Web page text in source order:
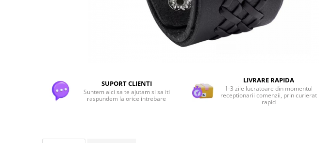
SUPORT CLIENTI
Suntem aici sa te ajutam si sa iti
raspundem la orice intrebare
LIVRARE RAPIDA
1-3 zile lucratoare din momentul
receptionarii comenzii, prin curierat
rapid